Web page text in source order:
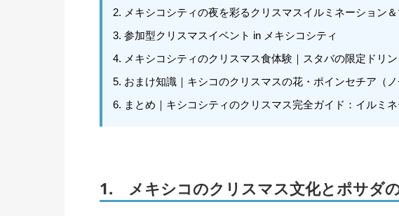
2. メキシコシティの夜を彩るクリスマスイルミネーション
3. 参加型クリスマスイベント in メキシコシティ
4. メキシコシティのクリスマス食体験｜スタバの限定ドリ
5. おまけ知識｜キシコのクリスマスの花・ポインセチア（
6. まとめ｜キシコシティのクリスマス完全ガイド：イルミ
1. メキシコのクリスマス文化とポサダ